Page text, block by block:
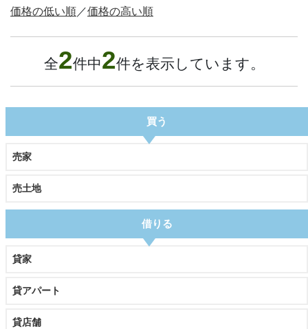
価格の低い順／価格の高い順
全2件中2件を表示しています。
買う
売家
売土地
借りる
貸家
貸アパート
貸店舗